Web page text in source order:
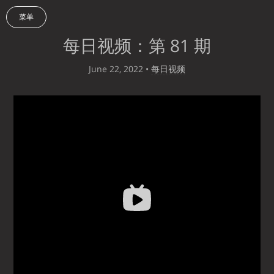
菜单
每日视频：第 81 期
June 22, 2022 • 每日视频